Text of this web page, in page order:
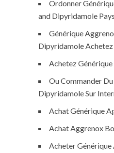
Ordonner
and Dipyridamole
Générique
Dipyridamole Achetez
Achetez
Ou Commander
Dipyridamole Sur
Achat Générique
Achat Aggrenox
Acheter